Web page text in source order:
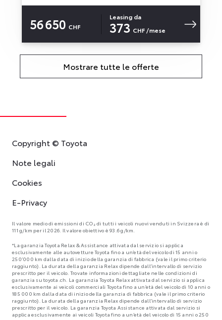
56 650 CHF
Leasing da
373 CHF /mese
Mostrare tutte le offerte
Copyright © Toyota
Note legali
Cookies
E-Privacy
Il valore medio di emissioni di CO₂ di tutti i veicoli nuovi venduti in Svizzera è di
111 g/km per il 2026. Il valore obiettivo è 93.6 g/km.
*La garanzia Toyota Relax & Assistance attivata dal servizio si applica
esclusivamente alle autovetture Toyota fino a un’età del veicolo di 15 anni o
250’000 km dalla data di inizio della garanzia di fabbrica (vale il primo criterio
raggiunto). La durata della garanzia Relax dipende dall’intervallo di servizio
prescritto per il veicolo. Trovate informazioni dettagliate nelle condizioni di
garanzia su toyota.ch. La garanzia Toyota Relax attivata dal servizio si applica
esclusivamente ai veicoli commerciali Toyota fino a un’età del veicolo di 10 anni o
185 000 km dalla data di inizio della garanzia di fabbrica (vale il primo criterio
raggiunto). La durata della garanzia Relax dipende dall’intervallo di servizio
prescritto per il veicolo. La garanzia Toyota Assistance attivata dal servizio si
applica esclusivamente ai veicoli Toyota fino a un’età del veicolo di 15 anni o 250